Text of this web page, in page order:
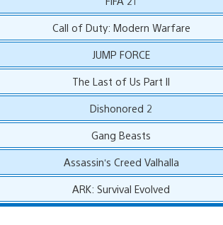
Call of Duty: Modern Warfare
JUMP FORCE
The Last of Us Part II
Dishonored 2
Gang Beasts
Assassin‘s Creed Valhalla
ARK: Survival Evolved